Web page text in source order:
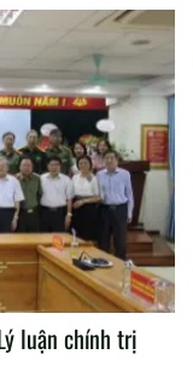
viện Chính trị
luận chính trị